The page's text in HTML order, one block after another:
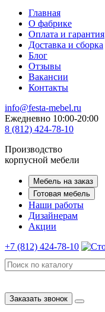
Главная
О фабрике
Оплата и гарантия
Доставка и сборка
Блог
Отзывы
Вакансии
Контакты
info@festa-mebel.ru
Ежедневно 10:00-20:00
8 (812) 424-78-10
Производство
корпусной мебели
Мебель на заказ
Готовая мебель
Наши работы
Дизайнерам
Акции
+7 (812) 424-78-10
Заказать звонок